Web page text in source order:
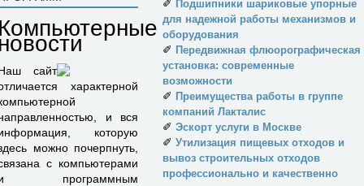
сайт
характерной
и вся
которую
можно почерпнуть,
с компьютерами
программным
✐ Подшипники шариковые упорные
для надежной работы механизмов и
оборудования
✐ Передвижная флюорографическая
установка: современные
возможности
✐ Преимущества работы в группе
компаний Лакталис
✐ Эскорт услуги в Москве
✐ Утилизация пищевых отходов и
вывоз строительных отходов
профессионально и качественно